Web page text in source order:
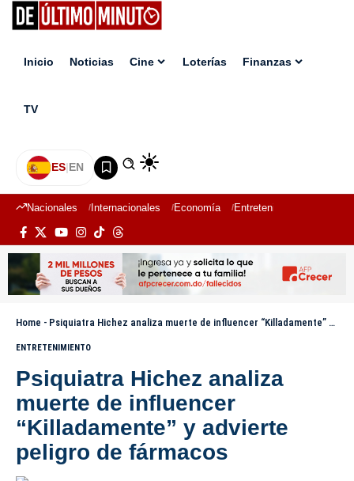
Inicio Noticias Cine Loterías Finanzas
TV
ES|EN
Nacionales Internacionales Economía Entretenimiento
Home - Psiquiatra Hichez analiza muerte de influencer “Killadamente” y advierte peligro de fármacos
ENTRETENIMIENTO
Psiquiatra Hichez analiza
muerte de influencer
“Killadamente” y advierte
peligro de fármacos